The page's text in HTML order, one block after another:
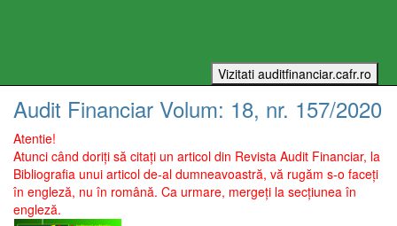
Audit Financiar Volum: 18, nr. 157/2020
Atentie!
Atunci când doriți să citați un articol din Revista Audit Financiar, la
Bibliografia unui articol de-al dumneavoastră, vă rugăm s-o faceți
în engleză, nu în română. Ca urmare, mergeți la secțiunea în
engleză.